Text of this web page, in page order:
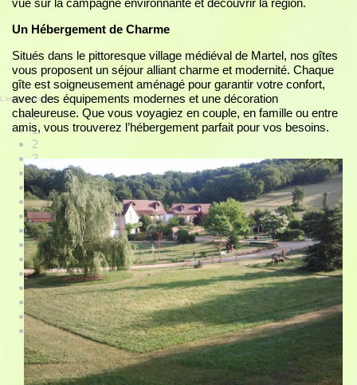
L'espace piscine
0
1
2
3
4
5
6
7
8
9
10
11
12
13
14
15
vue sur la campagne environnante et découvrir la région.
Un Hébergement de Charme
Situés dans le pittoresque village médiéval de Martel, nos gîtes
vous proposent un séjour alliant charme et modernité. Chaque
gîte est soigneusement aménagé pour garantir votre confort,
avec des équipements modernes et une décoration
chaleureuse. Que vous voyagiez en couple, en famille ou entre
amis, vous trouverez l’hébergement parfait pour vos besoins.